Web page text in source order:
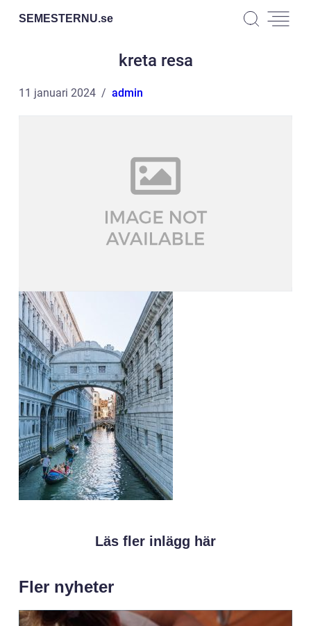
SEMESTERNU.se
kreta resa
11 januari 2024 admin
Läs fler inlägg här
Fler nyheter